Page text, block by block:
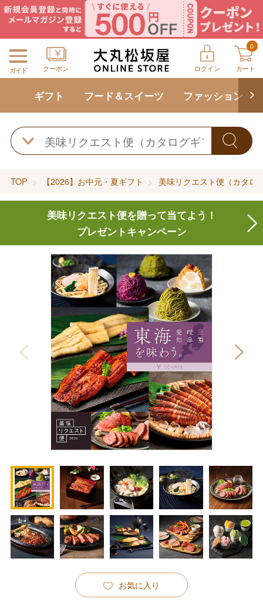
ガイド クーポン ログイン
0
カート
ギフト フード＆スイーツ ファッション
TOP 【2026】お中元・夏ギフト 美味リクエスト便（カタロ
美味リクエスト便を贈って当てよう！
プレゼントキャンペーン
お気に入り